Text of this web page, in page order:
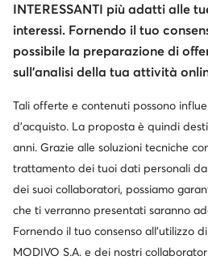
extra -10% Codice: SUMMER
Polo Ralph Lauren
Mocassini · Blu scuro
Prezzo attuale
Prezzo più basso144,99 €
INTERESSANTI più adatti alle
interessi. Fornendo il tuo
possibile la preparazione di
sull’analisi della tua attività
Tali offerte e contenuti possono
d’acquisto. La proposta è quindi
anni. Grazie alle soluzioni tecniche
trattamento dei tuoi dati personali
dei suoi collaboratori, possiamo
che ti verranno presentati saranno
Fornendo il tuo consenso all’utilizzo
MODIVO S.A. e dei nostri